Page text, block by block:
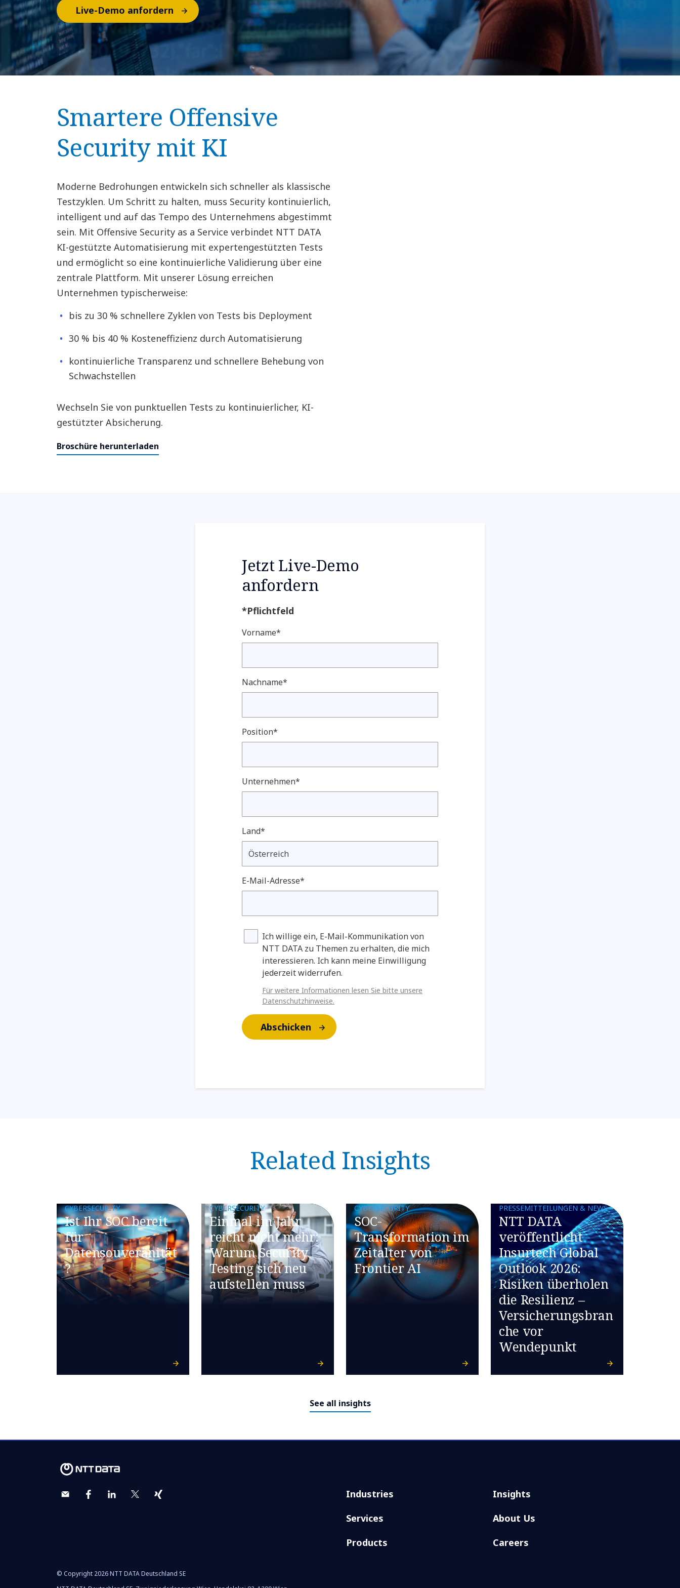
Live-Demo anfordern
Smartere Offensive
Security mit KI
Moderne Bedrohungen entwickeln sich schneller als klassische
Testzyklen. Um Schritt zu halten, muss Security kontinuierlich,
intelligent und auf das Tempo des Unternehmens abgestimmt
sein. Mit Offensive Security as a Service verbindet NTT DATA
KI-gestützte Automatisierung mit expertengestützten Tests
und ermöglicht so eine kontinuierliche Validierung über eine
zentrale Plattform. Mit unserer Lösung erreichen
Unternehmen typischerweise:
bis zu 30 % schnellere Zyklen von Tests bis Deployment
30 % bis 40 % Kosteneffizienz durch Automatisierung
kontinuierliche Transparenz und schnellere Behebung von
Schwachstellen
Wechseln Sie von punktuellen Tests zu kontinuierlicher, KI-
gestützter Absicherung.
Broschüre herunterladen
Jetzt Live-Demo
anfordern
*Pflichtfeld
Vorname*
Nachname*
Position*
Unternehmen*
Land*
E-Mail-Adresse*
Ich willige ein, E-Mail-Kommunikation von
NTT DATA zu Themen zu erhalten, die mich
interessieren. Ich kann meine Einwilligung
jederzeit widerrufen.
Für weitere Informationen lesen Sie bitte unsere
Datenschutzhinweise.
Abschicken
Related Insights
CYBERSECURITY
Ist Ihr SOC bereit
für
Datensouveränität
?
CYBERSECURITY
​​Einmal im Jahr
reicht nicht mehr:
Warum Security
Testing sich neu
aufstellen muss​
CYBERSECURITY
SOC-
Transformation im
Zeitalter von
Frontier AI
PRESSEMITTEILUNGEN & NEWS
NTT DATA
veröffentlicht
Insurtech Global
Outlook 2026:
Risiken überholen
die Resilienz –
Versicherungsbran
che vor
Wendepunkt
See all insights
Industries
Services
Products
Insights
About Us
Careers
© Copyright 2026 NTT DATA Deutschland SE